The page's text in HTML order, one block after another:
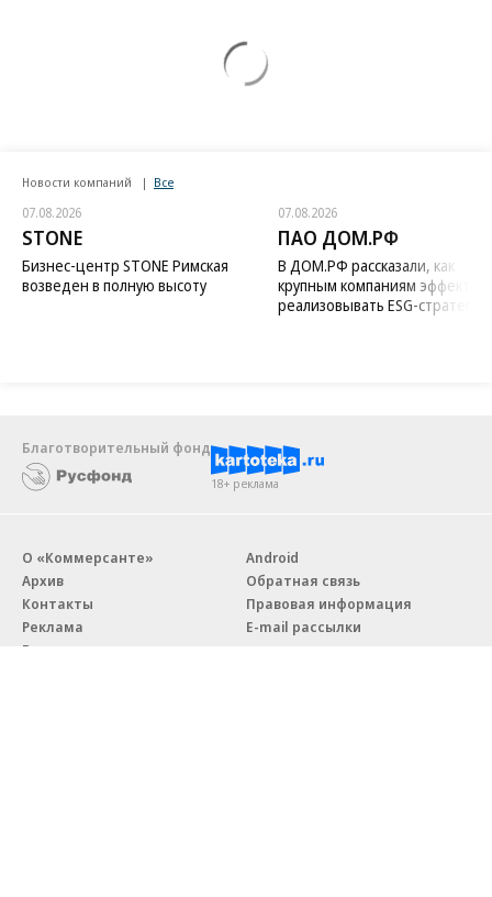
Новости компаний Все
07.08.2026
STONE
Бизнес-центр STONE Римская
возведен в полную высоту
07.08.2026
ПАО ДОМ.РФ
В ДОМ.РФ рассказали, как
крупным компаниям
реализовывать ESG-стратегию
Благотворительный фонд
18+ реклама
О «Коммерсанте»
Архив
Контакты
Реклама
Вакансии
Android
Обратная связь
Правовая информация
E-mail рассылки